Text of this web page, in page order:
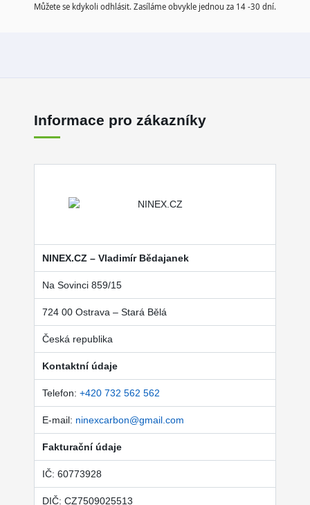
Můžete se kdykoli odhlásit. Zasíláme obvykle jednou za 14 -30 dní.
Informace pro zákazníky
NINEX.CZ – Vladimír Bědajanek
Na Sovinci 859/15
724 00 Ostrava – Stará Bělá
Česká republika
Kontaktní údaje
Telefon: +420 732 562 562
E-mail: ninexcarbon@gmail.com
Fakturační údaje
IČ: 60773928
DIČ: CZ7509025513